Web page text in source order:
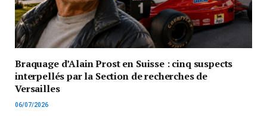
Braquage d’Alain Prost en Suisse : cinq suspects
interpellés par la Section de recherches de
Versailles
06/07/2026